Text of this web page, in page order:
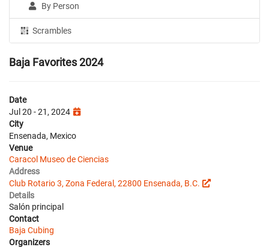
By Person
Scrambles
Baja Favorites 2024
Date
Jul 20 - 21, 2024
City
Ensenada, Mexico
Venue
Caracol Museo de Ciencias
Address
Club Rotario 3, Zona Federal, 22800 Ensenada, B.C.
Details
Salón principal
Contact
Baja Cubing
Organizers